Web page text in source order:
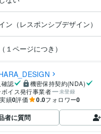
ン（レスポンシブデザイン）
１ページにつき）
認
機密保持契約(NDA)
ボイス発行事業者
未登録
績0評価 0.0フォロワー0
者に質問